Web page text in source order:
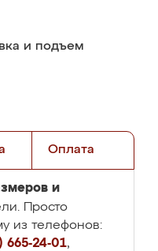
и подъем
Оплата
и
Просто
из телефонов:
665-24-01,